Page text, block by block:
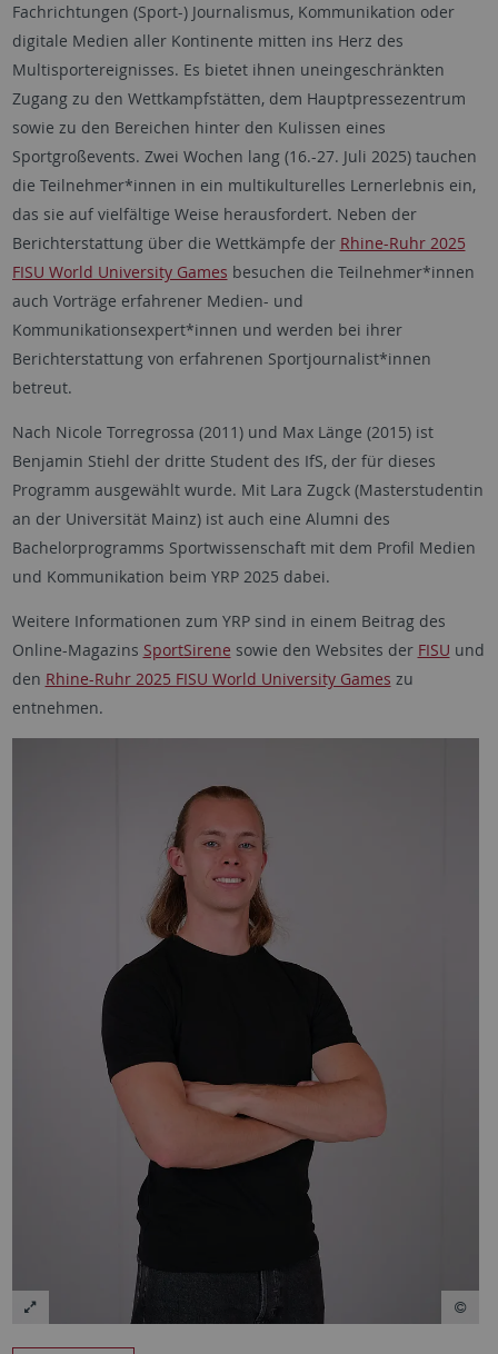
Fachrichtungen (Sport-) Journalismus, Kommunikation oder
digitale Medien aller Kontinente mitten ins Herz des
Multisportereignisses. Es bietet ihnen uneingeschränkten
Zugang zu den Wettkampfstätten, dem Hauptpressezentrum
sowie zu den Bereichen hinter den Kulissen eines
Sportgroßevents. Zwei Wochen lang (16.-27. Juli 2025) tauchen
die Teilnehmer*innen in ein multikulturelles Lernerlebnis ein,
das sie auf vielfältige Weise herausfordert. Neben der
Berichterstattung über die Wettkämpfe der Rhine-Ruhr 2025
FISU World University Games besuchen die Teilnehmer*innen
auch Vorträge erfahrener Medien- und
Kommunikationsexpert*innen und werden bei ihrer
Berichterstattung von erfahrenen Sportjournalist*innen
betreut.
Nach Nicole Torregrossa (2011) und Max Länge (2015) ist
Benjamin Stiehl der dritte Student des IfS, der für dieses
Programm ausgewählt wurde. Mit Lara Zugck (Masterstudentin
an der Universität Mainz) ist auch eine Alumni des
Bachelorprogramms Sportwissenschaft mit dem Profil Medien
und Kommunikation beim YRP 2025 dabei.
Weitere Informationen zum YRP sind in einem Beitrag des
Online-Magazins SportSirene sowie den Websites der FISU und
den Rhine-Ruhr 2025 FISU World University Games zu
entnehmen.